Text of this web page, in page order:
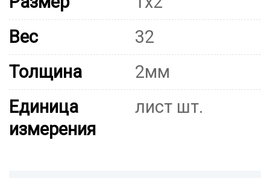
Вес
32
Толщина
2мм
Единица
измерения
лист шт.